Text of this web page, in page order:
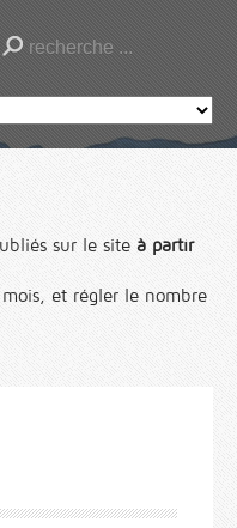
sur le site à partir
et régler le nombre